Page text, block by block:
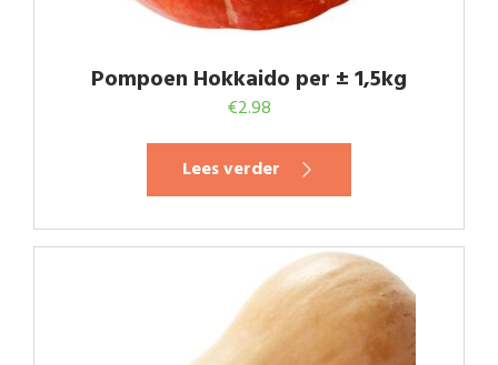
Pompoen Hokkaido per ± 1,5kg
€2.98
Lees verder